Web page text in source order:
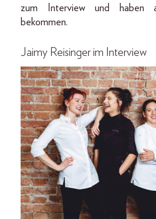
zum Interview und haben
bekommen.
Jaimy Reisinger im Interview